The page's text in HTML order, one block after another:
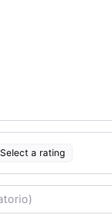
Select a rating